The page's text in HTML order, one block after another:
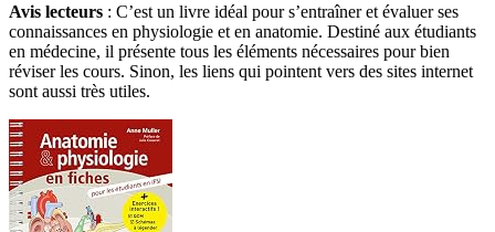
Avis lecteurs : C’est un livre idéal pour s’entraîner et évaluer ses
connaissances en physiologie et en anatomie. Destiné aux étudiants
en médecine, il présente tous les éléments nécessaires pour bien
réviser les cours. Sinon, les liens qui pointent vers des sites internet
sont aussi très utiles.